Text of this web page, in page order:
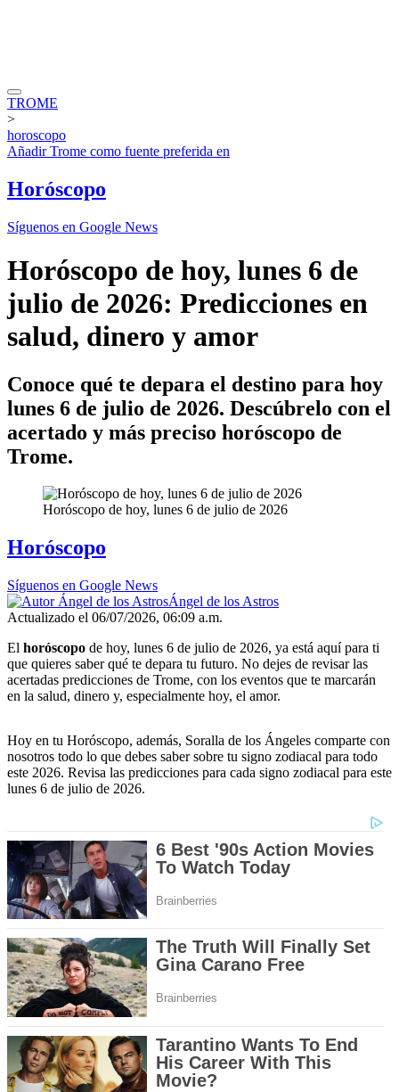
TROME
>
horoscopo
AñadirTrome como fuente preferida en
Horóscopo
Síguenos en Google News
Horóscopo de hoy, lunes 6 de
julio de 2026: Predicciones en
salud, dinero y amor
Conoce qué te depara el destino para hoy
lunes 6 de julio de 2026. Descúbrelo con el
acertado y más preciso horóscopo de
Trome.
Horóscopo de hoy, lunes 6 de julio de 2026
Horóscopo
Síguenos en Google News
Ángel de los Astros
Actualizado el 06/07/2026, 06:09 a.m.
El horóscopo de hoy, lunes 6 de julio de 2026, ya está aquí para ti
que quieres saber qué te depara tu futuro. No dejes de revisar las
acertadas predicciones de Trome, con los eventos que te marcarán
en la salud, dinero y, especialmente hoy, el amor.
Hoy en tu Horóscopo, además, Soralla de los Ángeles comparte con
nosotros todo lo que debes saber sobre tu signo zodiacal para todo
este 2026. Revisa las predicciones para cada signo zodiacal para este
lunes 6 de julio de 2026.